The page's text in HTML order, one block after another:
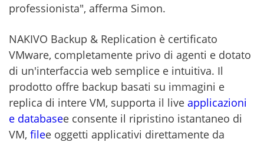
professionista", afferma Simon.
NAKIVO Backup & Replication è certificato
VMware, completamente privo di agenti e dotato
di un'interfaccia web semplice e intuitiva. Il
prodotto offre backup basati su immagini e
replica di intere VM, supporta il live applicazioni
e databasee consente il ripristino istantaneo di
VM, filee oggetti applicativi direttamente da